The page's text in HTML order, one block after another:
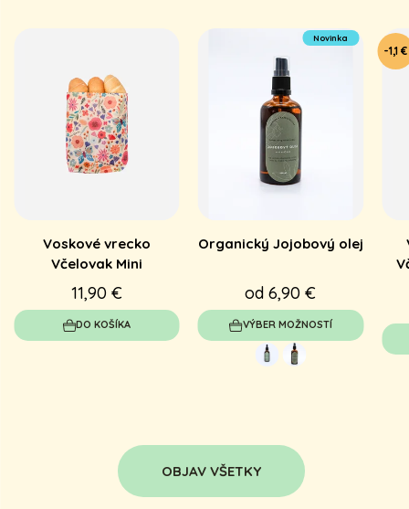
Voskové vrecko
Včelovak Mini
11,90 €
DO KOŠÍKA
Novinka
Organický Jojobový olej
od 6,90 €
VÝBER MOŽNOSTÍ
-1,1 €
OBJAV VŠETKY